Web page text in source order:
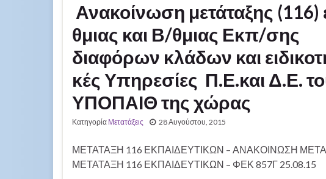
Ανακοίνωση μετάταξης
θμιας και Β/θμιας Εκπ/σης
διαφόρων κλάδων και
κές Υπηρεσίες Π.Ε.και Δ.Ε.
ΥΠΟΠΑΙΘ της χώρας
Κατηγορία Μετατάξεις 28 Αυγούστου, 2015
ΜΕΤΑΤΑΞΗ 116 ΕΚΠΑΙΔΕΥΤΙΚΩΝ – ΑΝΑΚΟΙΝΩΣΗ
ΜΕΤΑΤΑΞΗ 116 ΕΚΠΑΙΔΕΥΤΙΚΩΝ – ΦΕΚ 857Γ 25.08.15